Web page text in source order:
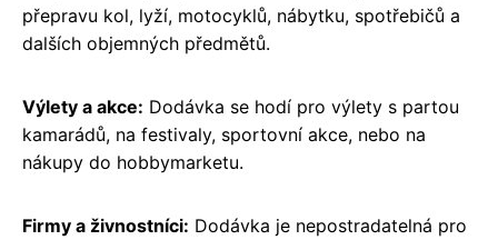
přepravu kol, lyží, motocyklů, nábytku, spotřebičů a
dalších objemných předmětů.
Výlety a akce: Dodávka se hodí pro výlety s partou
kamarádů, na festivaly, sportovní akce, nebo na
nákupy do hobbymarketu.
Firmy a živnostníci: Dodávka je nepostradatelná pro